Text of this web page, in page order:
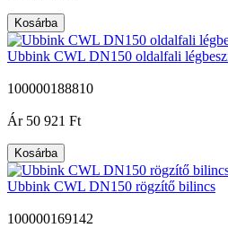
Kosárba
Ubbink CWL DN150 oldalfali
100000188810
Ár 50 921 Ft
Kosárba
Ubbink CWL DN150 rögzítő bilincs
100000169142